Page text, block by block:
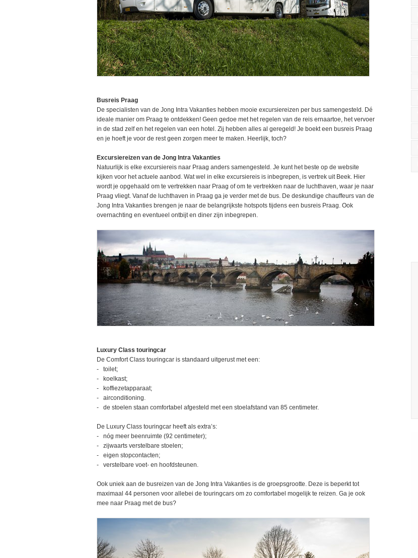
Busreis Praag
De specialisten van de Jong Intra Vakanties hebben mooie excursiereizen per bus samengesteld. Dé
ideale manier om Praag te ontdekken! Geen gedoe met het regelen van de reis ernaartoe, het vervoer
in de stad zelf en het regelen van een hotel. Zij hebben alles al geregeld! Je boekt een busreis Praag
en je hoeft je voor de rest geen zorgen meer te maken. Heerlijk, toch?
Excursiereizen van de Jong Intra Vakanties
Natuurlijk is elke excursiereis naar Praag anders samengesteld. Je kunt het beste op de website
kijken voor het actuele aanbod. Wat wel in elke excursiereis is inbegrepen, is vertrek uit Beek. Hier
wordt je opgehaald om te vertrekken naar Praag of om te vertrekken naar de luchthaven, waar je naar
Praag vliegt. Vanaf de luchthaven in Praag ga je verder met de bus. De deskundige chauffeurs van de
Jong Intra Vakanties brengen je naar de belangrijkste hotspots tijdens een busreis Praag. Ook
overnachting en eventueel ontbijt en diner zijn inbegrepen.
Luxury Class touringcar
De Comfort Class touringcar is standaard uitgerust met een:
- toilet;
- koelkast;
- koffiezetapparaat;
- airconditioning.
- de stoelen staan comfortabel afgesteld met een stoelafstand van 85 centimeter.
De Luxury Class touringcar heeft als extra’s:
- nóg meer beenruimte (92 centimeter);
- zijwaarts verstelbare stoelen;
- eigen stopcontacten;
- verstelbare voet- en hoofdsteunen.
Ook uniek aan de busreizen van de Jong Intra Vakanties is de groepsgrootte. Deze is beperkt tot
maximaal 44 personen voor allebei de touringcars om zo comfortabel mogelijk te reizen. Ga je ook
mee naar Praag met de bus?